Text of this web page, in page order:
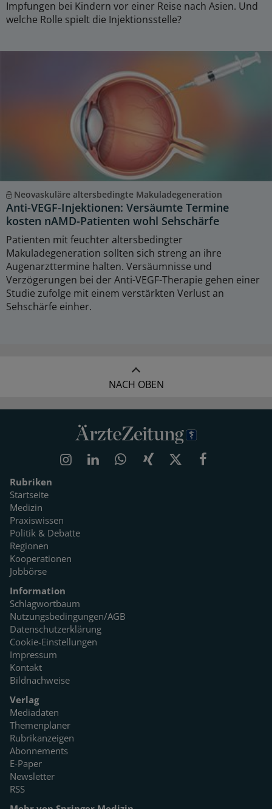
Impfungen bei Kindern vor einer Reise nach Asien. Und
welche Rolle spielt die Injektionsstelle?
Neovaskuläre altersbedingte Makuladegeneration
Anti-VEGF-Injektionen: Versäumte Termine
kosten nAMD-Patienten wohl Sehschärfe
Patienten mit feuchter altersbedingter
Makuladegeneration sollten sich streng an ihre
Augenarzttermine halten. Versäumnisse und
Verzögerungen bei der Anti-VEGF-Therapie gehen einer
Studie zufolge mit einem verstärkten Verlust an
Sehschärfe einher.
NACH OBEN
Rubriken
Startseite
Medizin
Praxiswissen
Politik & Debatte
Regionen
Kooperationen
Jobbörse
Information
Schlagwortbaum
Nutzungsbedingungen/AGB
Datenschutzerklärung
Cookie-Einstellungen
Impressum
Kontakt
Bildnachweise
Verlag
Mediadaten
Themenplaner
Rubrikanzeigen
Abonnements
E-Paper
Newsletter
RSS